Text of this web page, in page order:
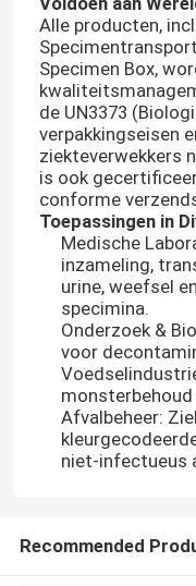
Thuis
Producten
Video's
Over ons
Fabriekstocht
Kwaliteitscontrole
Nieuws
Vraag een offerte
Alle producten,
Specimen Box,
de UN3373
verpakkingseisen
ziekteverwekkers
is ook
conforme
Toepassingen in
Medische
inzameling,
urine, weefsel
specimina.
Onderzoek &
voor
Afvalbeheer:
niet-infectueus
Recommended